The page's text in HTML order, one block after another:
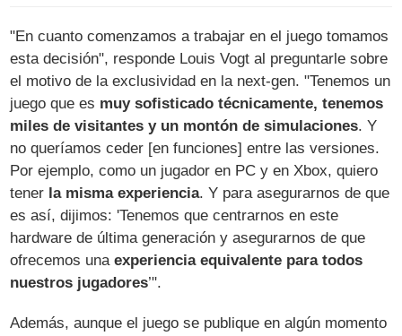
"En cuanto comenzamos a trabajar en el juego tomamos
esta decisión", responde Louis Vogt al preguntarle sobre
el motivo de la exclusividad en la next-gen. "Tenemos un
juego que es muy sofisticado técnicamente, tenemos
miles de visitantes y un montón de simulaciones. Y
no queríamos ceder [en funciones] entre las versiones.
Por ejemplo, como un jugador en PC y en Xbox, quiero
tener la misma experiencia. Y para asegurarnos de que
es así, dijimos: 'Tenemos que centrarnos en este
hardware de última generación y asegurarnos de que
ofrecemos unaexperiencia equivalente para todos
nuestros jugadores’".
Además, aunque el juego se publique en algún momento